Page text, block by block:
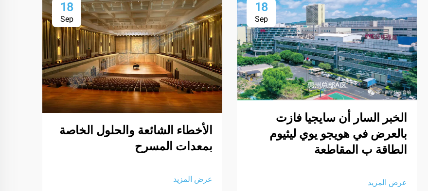
18
Sep
الخبر السار أن سايجيا فازت
بالعرض في هويجو يوي ليثيوم
الطاقة ب المقاطعة
عرض المزيد
18
Sep
الأخطاء الشائعة والحلول الخاصة
بمعدات المسرح
عرض المزيد